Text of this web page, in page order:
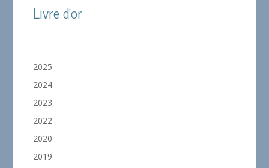
Livre d'or
2025
2024
2023
2022
2020
2019